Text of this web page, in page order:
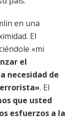
en una
El
«mi
el
necesidad de
. El
que usted
esfuerzos a la